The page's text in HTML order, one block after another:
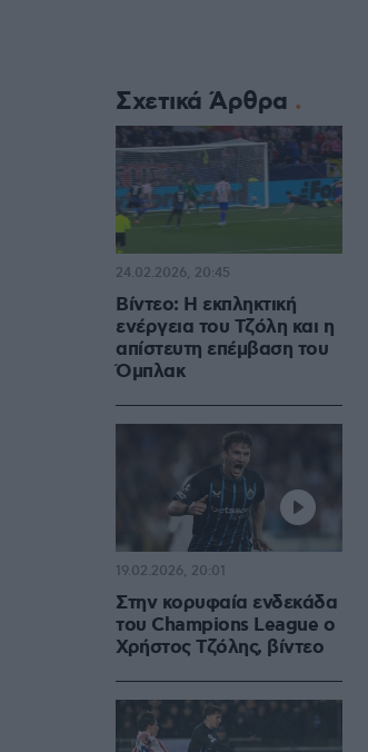
Σχετικά Άρθρα
Βίντεο: Η εκπληκτική
ενέργεια του Τζόλη και η
απίστευτη επέμβαση του
Όμπλακ
24.02.2026, 20:45
Στην κορυφαία ενδεκάδα
του Champions League ο
Χρήστος Τζόλης, βίντεο
19.02.2026, 20:01